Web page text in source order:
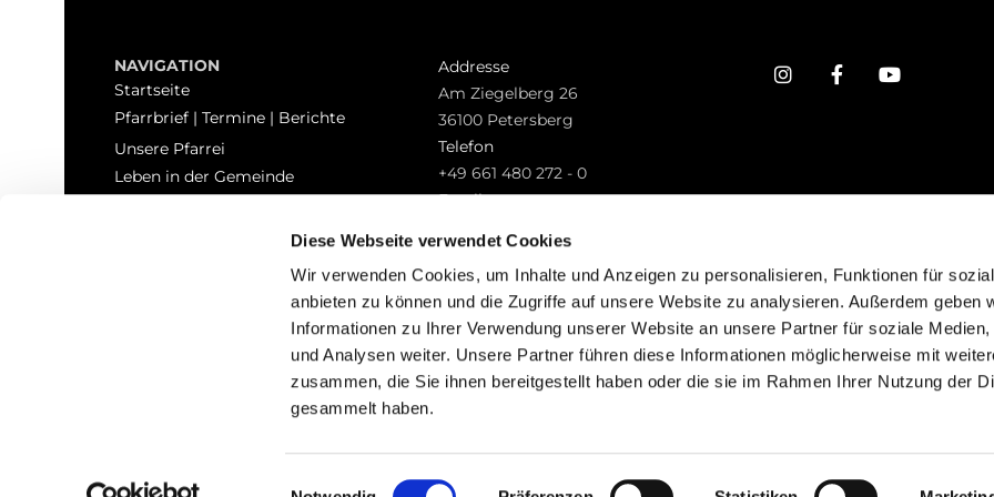
Diese Webseite verwendet Cookies
Wir verwenden Cookies, um Inhalte und Anzeigen zu personalisieren, Funktionen für
anbieten zu können und die Zugriffe auf unsere Website zu analysieren. Außerdem geben
Informationen zu Ihrer Verwendung unserer Website an unsere Partner für soziale Medien,
und Analysen weiter. Unsere Partner führen diese Informationen möglicherweise mit
zusammen, die Sie ihnen bereitgestellt haben oder die sie im Rahmen Ihrer Nutzung der
gesammelt haben.
Einwilligungsauswahl
NAVIGATION
Startseite
Pfarrbrief | Termine | Berichte
Unsere Pfarrei
Leben in der Gemeinde
Addresse
Am Ziegelberg 26
36100 Petersberg
Telefon
+49 661 480 272 - 0
Email
Impressum Datenschutzerklärung ChurchDesk-